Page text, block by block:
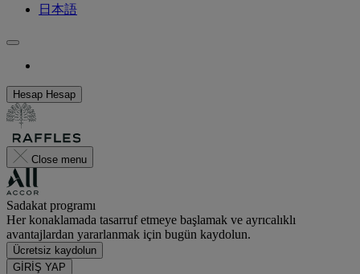
日本語
Hesap Hesap
Close menu
Sadakat programı
Her konaklamada tasarruf etmeye başlamak ve ayrıcalıklı
avantajlardan yararlanmak için bugün kaydolun.
Ücretsiz kaydolun
GİRİŞ YAP